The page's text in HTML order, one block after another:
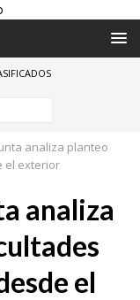
analiza planteo
el exterior
analiza
el